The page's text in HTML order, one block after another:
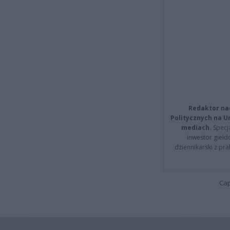
Redaktor
Politycznych na
mediach.
inwestor
dziennikarski z